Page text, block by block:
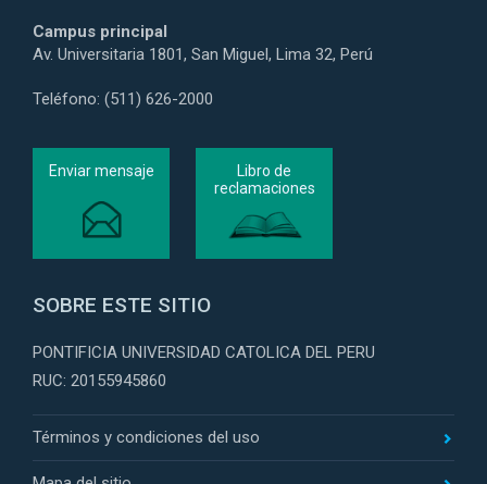
Campus principal
Av. Universitaria 1801, San Miguel, Lima 32, Perú
Teléfono: (511) 626-2000
Enviar mensaje
Libro de
reclamaciones
SOBRE ESTE SITIO
PONTIFICIA UNIVERSIDAD CATOLICA DEL PERU
RUC: 20155945860
Términos y condiciones del uso